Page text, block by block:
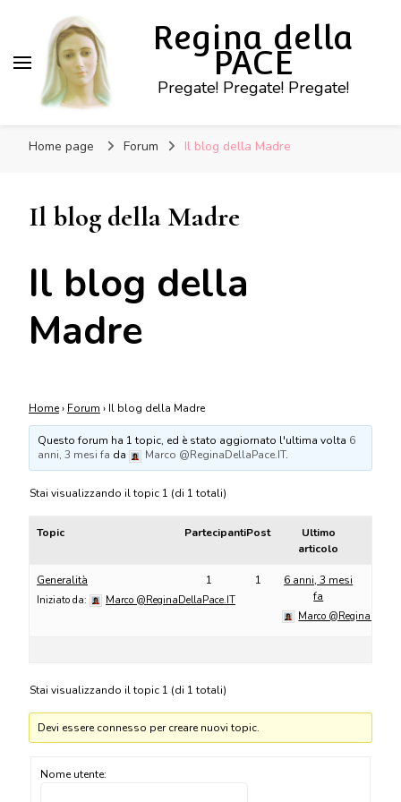
Regina della
PACE
Pregate! Pregate! Pregate!
Home page Forum Il blog della Madre
Il blog della Madre
Il blog della
Madre
Home› Forum › Il blog della Madre
Questo forum ha 1 topic, ed è stato aggiornato l'ultima volta 6
anni, 3 mesi fa da Marco @ReginaDellaPace.IT.
Stai visualizzando il topic 1 (di 1 totali)
Topic PartecipantiPost
Ultimo
articolo
Generalità
Iniziato da: Marco @ReginaDellaPace.IT
1 1
6 anni, 3 mesi
fa
Marco
Stai visualizzando il topic 1 (di 1 totali)
Devi essere connesso per creare nuovi topic.
Nome utente: